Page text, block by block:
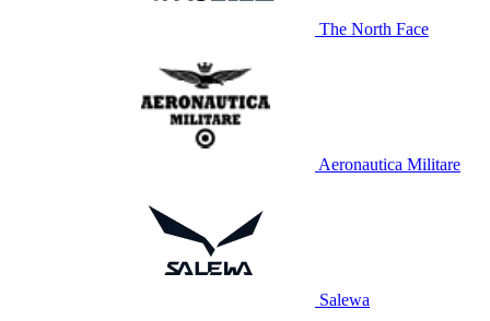
The North Face
Aeronautica Militare
Salewa